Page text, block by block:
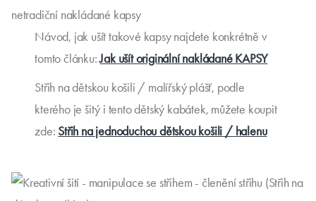
Návod, jak ušít takové kapsy najdete konkrétně v
tomto článku:Jak ušít originální nakládané KAPSY
Střih na dětskou košili / malířský plášť, podle
kterého je šitý i tento dětský kabátek, můžete koupit
zde: Střih na jednoduchou dětskou košili / halenu